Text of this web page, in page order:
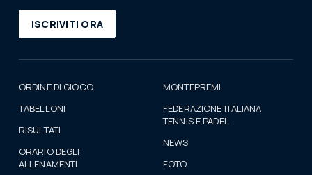
ISCRIVITI ORA
ORDINE DI GIOCO
TABELLONI
RISULTATI
ORARIO DEGLI
ALLENAMENTI
MONTEPREMI
FEDERAZIONE ITALIANA
TENNIS E PADEL
NEWS
FOTO